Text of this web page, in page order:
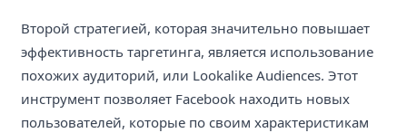
Второй стратегией, которая значительно повышает
эффективность таргетинга, является использование
похожих аудиторий, или Lookalike Audiences. Этот
инструмент позволяет Facebook находить новых
пользователей, которые по своим характеристикам